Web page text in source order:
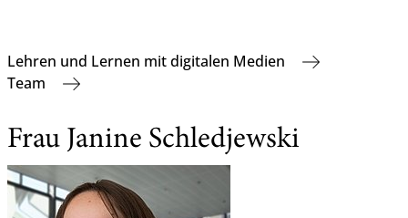
Lehren und Lernen mit digitalen Medien
Team
Frau Janine Schledjewski